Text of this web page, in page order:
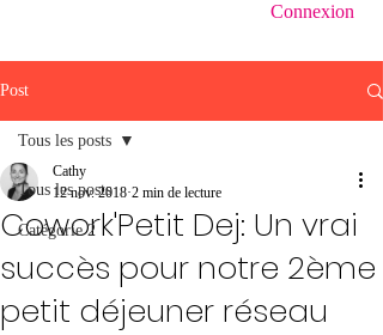
Connexion
Post
Tous les posts
Catégorie 2
Tous les posts
Cowork'Petit Dej: Un vrai
succès pour notre 2ème
petit déjeuner réseau
Cathy
12 nov. 2018 2 min de lecture